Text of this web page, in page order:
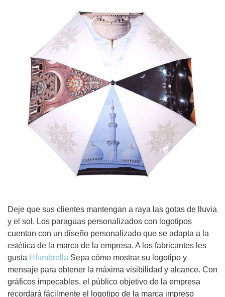
Deje que sus clientes mantengan a raya las gotas de lluvia
y el sol. Los paraguas personalizados con logotipos
cuentan con un diseño personalizado que se adapta a la
estética de la marca de la empresa. A los fabricantes les
gusta Hfumbrella Sepa cómo mostrar su logotipo y
mensaje para obtener la máxima visibilidad y alcance. Con
gráficos impecables, el público objetivo de la empresa
recordará fácilmente el logotipo de la marca impreso